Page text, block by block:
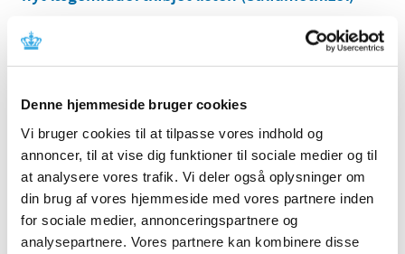
Denne hjemmeside bruger cookies
Vi bruger cookies til at tilpasse vores indhold og
annoncer, til at vise dig funktioner til sociale medier og til
at analysere vores trafik. Vi deler også oplysninger om
din brug af vores hjemmeside med vores partnere inden
for sociale medier, annonceringspartnere og
analysepartnere. Vores partnere kan kombinere disse
Til medicinalvirksomheder: Der er tilføjet et lægemiddel
til listen over lægemidler i forsyningssvigt, hvor…
Probenecid tabletter, 250 mg, er tilføjet listen
over kritiske lægemidler med
forsyningsproblemer
|12. december 2024|
Probenecid tabletter, 250 mg, er tilføjet til listen over
kritiske lægemidler med forsyningsproblemer.